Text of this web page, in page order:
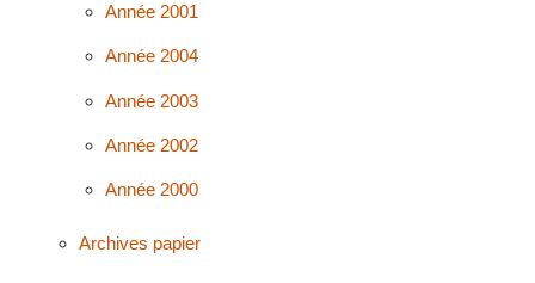
Année 2001
Année 2004
Année 2003
Année 2002
Année 2000
Archives papier